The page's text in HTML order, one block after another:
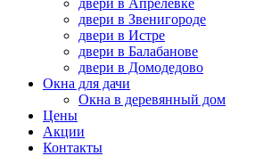
двери в Апрелевке
двери в Звенигороде
двери в Истре
двери в Балабанове
двери в Домодедово
Окна для дачи
Окна в деревянный дом
Цены
Акции
Контакты